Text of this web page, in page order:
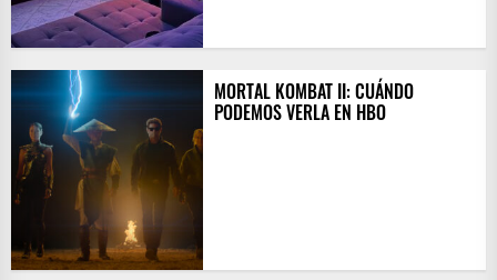
MORTAL KOMBAT II: CUÁNDO
PODEMOS VERLA EN HBO